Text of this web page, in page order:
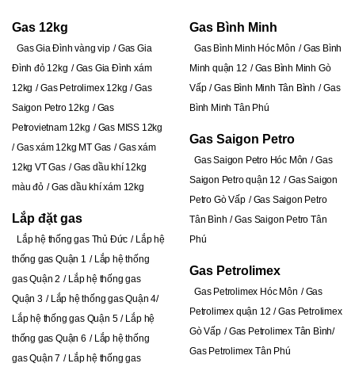
Gas 12kg
Gas Gia Đình vàng vip
Gas Gia
Đình đỏ 12kg
Gas Gia Đình xám
12kg
Gas Petrolimex 12kg
Gas
Saigon Petro 12kg
Gas
Petrovietnam 12kg
Gas MISS 12kg
Gas xám 12kg MT Gas
Gas xám
12kg VT Gas
Gas dầu khí 12kg
màu đỏ
Gas dầu khí xám 12kg
Lắp đặt gas
Lắp hệ thống gas Thủ Đức
Lắp hệ
thống gas Quận 1
Lắp hệ thống
gas Quận 2
Lắp hệ thống gas
Quận 3
Lắp hệ thống gas Quận 4
Lắp hệ thống gas Quận 5
Lắp hệ
thống gas Quận 6
Lắp hệ thống
gas Quận 7
Lắp hệ thống gas
Gas Bình Minh
Gas Bình Minh Hóc Môn
Gas Bình
Minh quận 12
Gas Bình Minh Gò
Vấp
Gas Bình Minh Tân Bình
Gas
Bình Minh Tân Phú
Gas Saigon Petro
Gas Saigon Petro Hóc Môn
Gas
Saigon Petro quận 12
Gas Saigon
Petro Gò Vấp
Gas Saigon Petro
Tân Bình
Gas Saigon Petro Tân
Phú
Gas Petrolimex
Gas Petrolimex Hóc Môn
Gas
Petrolimex quận 12
Gas Petrolimex
Gò Vấp
Gas Petrolimex Tân Bình
Gas Petrolimex Tân Phú